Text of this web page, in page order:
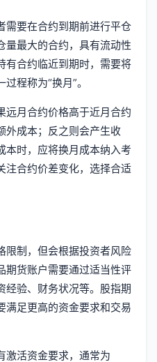
需要在合约到期前进行平仓
量最大的合约，具有流动性
有合约临近到期时，需要将
程称为“换月”。
远月合约价格高于近月合约
外成本；反之则会产生收
本时，应将换月成本纳入考
注合约价差变化，选择合适
限制，但会根据投资者风险
期货账户需要通过适当性评
经验、财务状况等。股指期
满足更高的资金要求和交易
激活资金要求，通常为